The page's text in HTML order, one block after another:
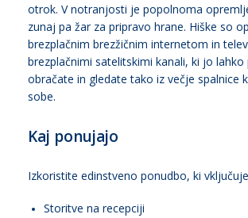
otrok. V notranjosti je popolnoma
zunaj pa žar za pripravo hrane. Hiške so
brezplačnim brezžičnim internetom in
brezplačnimi satelitskimi kanali, ki jo lahko
obračate in gledate tako iz večje spalnice
sobe.
Kaj ponujajo
Izkoristite edinstveno ponudbo, ki
Storitve na recepciji